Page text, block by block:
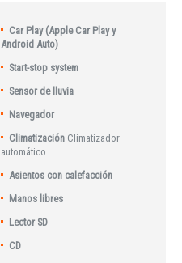
Car Play (Apple Car Play y
Android Auto)
Start-stop system
Sensor de lluvia
Navegador
Climatización Climatizador
automático
Asientos con calefacción
Manos libres
Lector SD
CD